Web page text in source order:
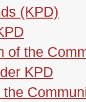
(KPD)
of the
KPD
the